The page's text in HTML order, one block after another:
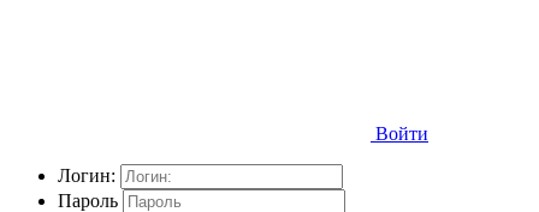
Войти
Логин:
Пароль